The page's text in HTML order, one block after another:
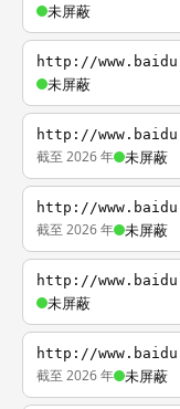
未屏蔽
http://
未屏蔽
http://
截至 2026 年 未屏蔽
http://
截至 2026 年 未屏蔽
http://
未屏蔽
http://
截至 2026 年 未屏蔽